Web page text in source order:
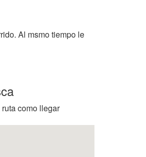
Al msmo tiempo le
como llegar